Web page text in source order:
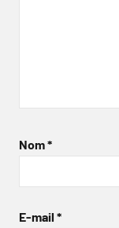
Nom*
E-mail *